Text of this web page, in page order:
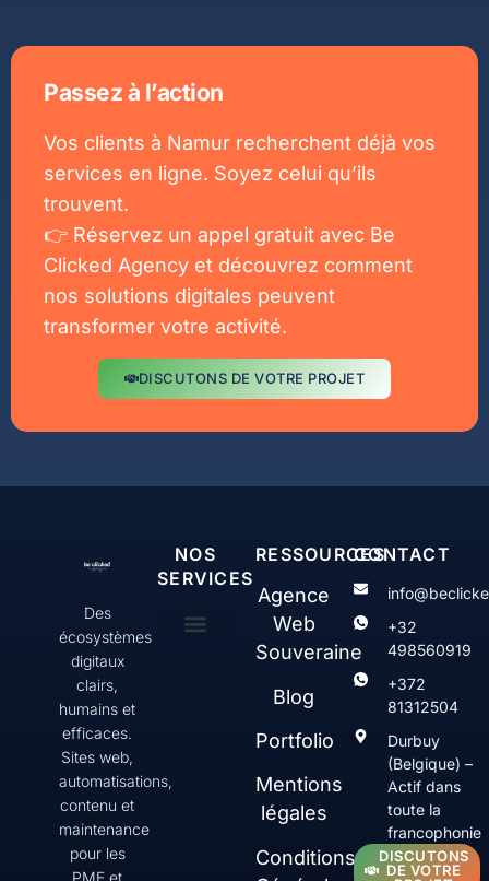
Passez à l’action
Vos clients à Namur recherchent déjà vos
services en ligne. Soyez celui qu’ils
trouvent.
👉 Réservez un appel gratuit avec Be
Clicked Agency et découvrez comment
nos solutions digitales peuvent
transformer votre activité.
DISCUTONS DE VOTRE PROJET
Des
écosystèmes
digitaux
clairs,
humains et
efficaces.
Sites web,
automatisations,
contenu et
maintenance
pour les
NOS
SERVICES
RESSOURCES
Agence
Web
Souveraine
Blog
Portfolio
Mentions
légales
Conditions
CONTACT
+32
498560919
+372
81312504
Durbuy
(Belgique) –
Actif dans
toute la
francophonie
DISCUTONS
DE VOTRE